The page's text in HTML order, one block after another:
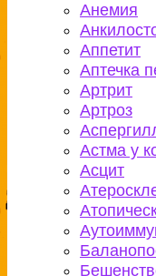
Анемия
Аппетит
Аптечка
Артрит
Артроз
Астма у
Асцит